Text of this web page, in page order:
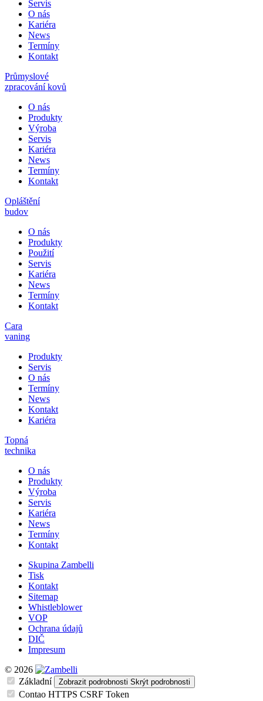
Servis
O nás
Kariéra
News
Termíny
Kontakt
Průmyslové
zpracování kovů
O nás
Produkty
Výroba
Servis
Kariéra
News
Termíny
Kontakt
Opláštění
budov
O nás
Produkty
Použití
Servis
Kariéra
News
Termíny
Kontakt
Cara
vaning
Produkty
Servis
O nás
Termíny
News
Kontakt
Kariéra
Topná
technika
O nás
Produkty
Výroba
Servis
Kariéra
News
Termíny
Kontakt
Skupina Zambelli
Tisk
Kontakt
Sitemap
Whistleblower
VOP
Ochrana údajů
DIČ
Impresum
© 2026
Základní
Zobrazit podrobnosti Skrýt podrobnosti
Contao HTTPS CSRF Token